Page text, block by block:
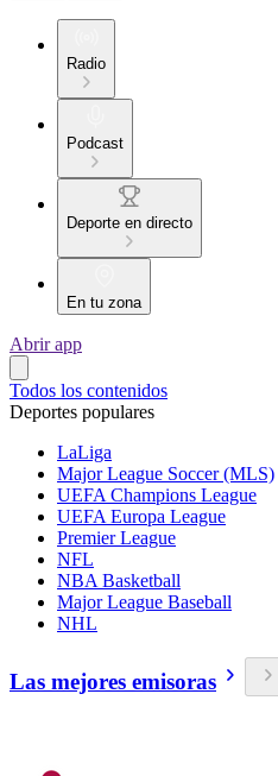
Radio
Podcast
Deporte en directo
En tu zona
Abrir app
Todos los contenidos
Deportes populares
LaLiga
Major League Soccer (MLS)
UEFA Champions League
UEFA Europa League
Premier League
NFL
NBA Basketball
Major League Baseball
NHL
Las mejores emisoras